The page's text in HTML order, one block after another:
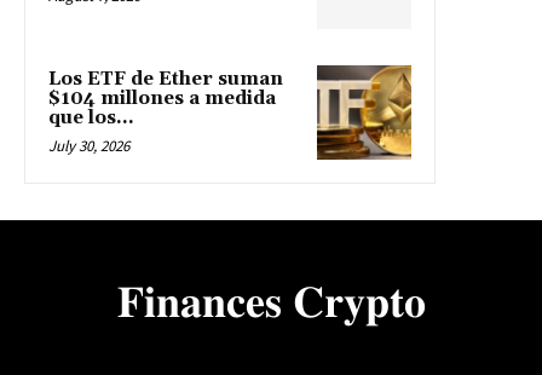
Los ETF de Ether suman
$104 millones a medida
que los...
July 30, 2026
𝐅𝐢𝐧𝐚𝐧𝐜𝐞𝐬 𝐂𝐫𝐲𝐩𝐭𝐨